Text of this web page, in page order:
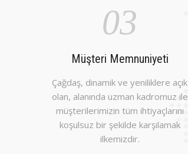
03
Müşteri Memnuniyeti
Çağdaş, dinamik ve yeniliklere açık
olan, alanında uzman kadromuz ile
müşterilerimizin tüm ihtiyaçlarını
koşulsuz bir şekilde karşılamak
ilkemizdir.